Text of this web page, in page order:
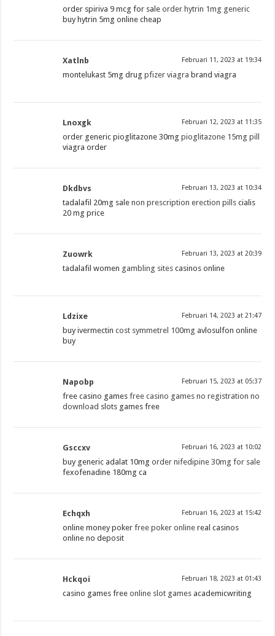
order spiriva 9 mcg for saleorder hytrin 1mg generic
buy hytrin 5mg online cheap
Xatlnb Februari 11, 2023 at 19:34
montelukast 5mg drugpfizer viagra brand viagra
Lnoxgk Februari 12, 2023 at 11:35
order generic pioglitazone 30mgpioglitazone 15mg pill
viagra order
Dkdbvs Februari 13, 2023 at 10:34
tadalafil 20mg salenon prescription erection pills cialis
20 mg price
Zuowrk Februari 13, 2023 at 20:39
tadalafil women gambling sites casinos online
Ldzixe Februari 14, 2023 at 21:47
buy ivermectincost symmetrel 100mg avlosulfon online
buy
Napobp Februari 15, 2023 at 05:37
free casino gamesfree casino games no registration no
download slots games free
Gsccxv Februari 16, 2023 at 10:02
buy generic adalat 10mgorder nifedipine 30mg for sale
fexofenadine 180mg ca
Echqxh Februari 16, 2023 at 15:42
online money pokerfree poker online real casinos
online no deposit
Hckqoi Februari 18, 2023 at 01:43
casino games freeonline slot games academicwriting